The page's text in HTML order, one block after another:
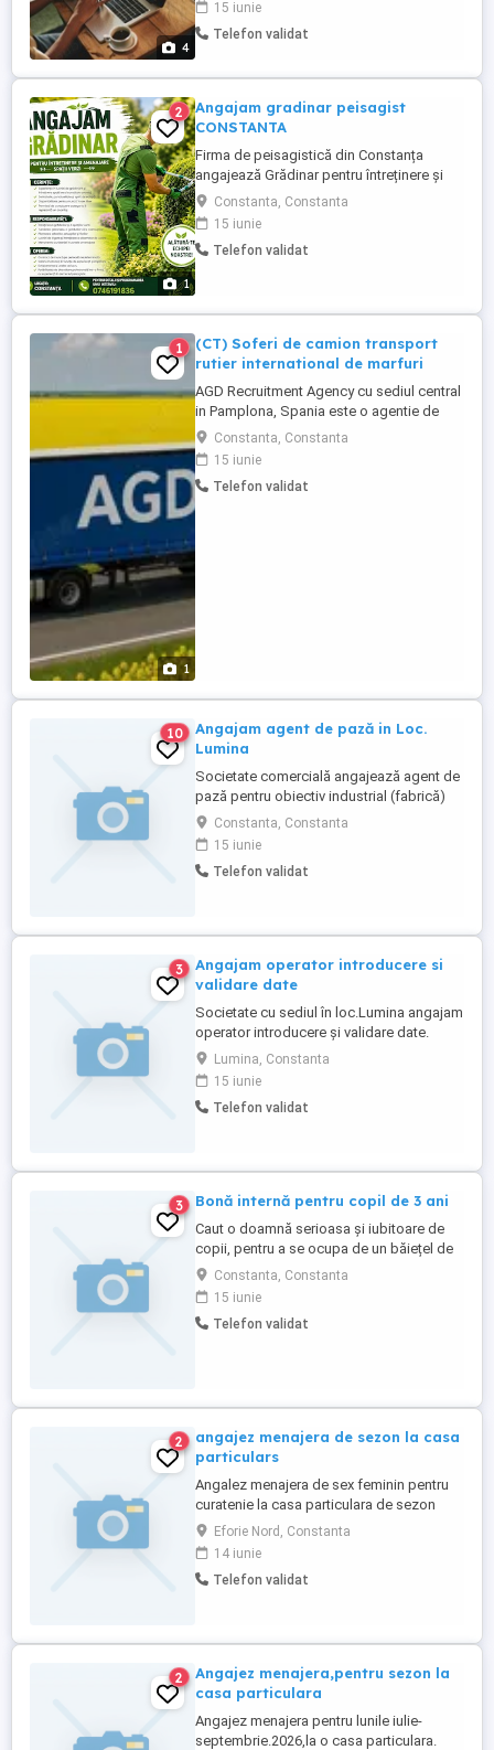
4
oportunitate antreprenorială bazată pe
comision perfectă pentru cei care vor
Nu necesita experimenta ...
15 iunie
Telefon validat
1
2
Angajam gradinar peisagist
CONSTANTA
Firma de peisagistică din Constanța
angajează Grădinar pentru întreținere și
amenajare spații verzi. Cerințe: Experiență
în lucrări de grădinărit și întreținere spații
verzi constituie avantaj; Seriozitate,
punctualitate și spirit de echipă;
Constanta, Constanta
15 iunie
Telefon validat
1
1
(CT) Soferi de camion transport
rutier international de marfuri
AGD Recruitment Agency cu sediul central
in Pamplona, Spania este o agentie de
recrutare conducatori de camion -cu
experienta sau incepatori-, care va ajuta sa
gasiti un contract de munca avantajos in
Uniunea Europeana. Pentru mai multe
Constanta, Constanta
15 iunie
Telefon validat
10
Angajam agent de pază in Loc.
Lumina
Societate comercială angajează agent de
pază pentru obiectiv industrial (fabrică)
situat în Loc. Lumina. Cerințe: seriozitate și
responsabilitate; atenție distributivă;
experiența în domeniu constituie avantaj;
atestat profesional avantaj. Oferim: -
Constanta, Constanta
15 iunie
Telefon validat
3
Angajam operator introducere si
validare date
Societate cu sediul în loc.Lumina angajam
operator introducere și validare date.
Cerințe: Studii medii sau superioare Limba
engleză Cunoștințe operare PC, pachet
Microsoft Office(Word,Excel) Cunoștințe
program Saga(avantaj) Permis de
Lumina, Constanta
15 iunie
Telefon validat
3 Bonă internă pentru copil de 3 ani
Caut o doamnă serioasa și iubitoare de
copii, pentru a se ocupa de un băiețel de
trei ani și opt luni care merge la grădiniță.
Domiciliul copilului este în zona Casei de
Cultură .
Constanta, Constanta
15 iunie
Telefon validat
2
angajez menajera de sezon la casa
particulars
Angalez menajera de sex feminin pentru
curatenie la casa particulara de sezon
(lunile iulie -septembrie).Reletii la telefon
Eforie Nord, Constanta
14 iunie
Telefon validat
2
Angajez menajera,pentru sezon la
casa particulara
Angajez menajera pentru lunile iulie-
septembrie.2026,la o casa particulara.